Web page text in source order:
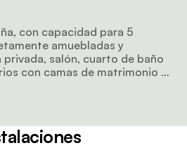
con capacidad para 5
amuebladas y
salón, cuarto de baño
con camas de matrimonio y
aire acondicionado y
exterior calentada con leña.